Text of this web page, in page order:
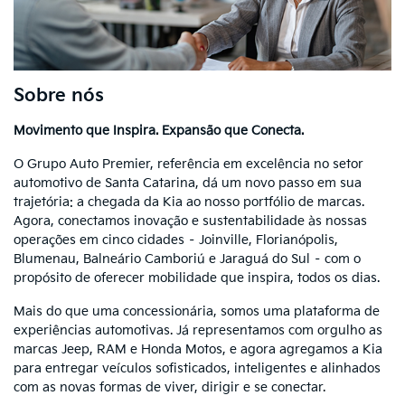
Sobre nós
Movimento que Inspira. Expansão que Conecta.
O Grupo Auto Premier, referência em excelência no setor
automotivo de Santa Catarina, dá um novo passo em sua
trajetória: a chegada da Kia ao nosso portfólio de marcas.
Agora, conectamos inovação e sustentabilidade às nossas
operações em cinco cidades – Joinville, Florianópolis,
Blumenau, Balneário Camboriú e Jaraguá do Sul – com o
propósito de oferecer mobilidade que inspira, todos os dias.
Mais do que uma concessionária, somos uma plataforma de
experiências automotivas. Já representamos com orgulho as
marcas Jeep, RAM e Honda Motos, e agora agregamos a Kia
para entregar veículos sofisticados, inteligentes e alinhados
com as novas formas de viver, dirigir e se conectar.